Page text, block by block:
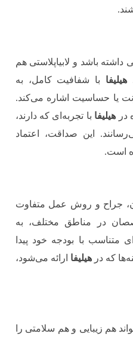
باشد و لابیاپلاستی هم
هیلیفا با شفافیت کامل، به
یا حساسیت اشاره می‌کند.
در هیلیفا با تجربه‌ای که دارند،
این صداقت، اعتماد
است.
جراح و روش عمل متفاوت
در مناطق مختلف، به
متناسب با بودجه خود پیدا
که درهیلیفا ارائه می‌شود،
هم زیبایی و هم سلامتی را